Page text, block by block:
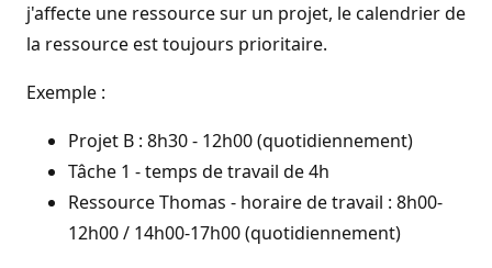
j'affecte une ressource sur un projet, le calendrier de
la ressource est toujours prioritaire.
Exemple :
Projet B : 8h30 - 12h00 (quotidiennement)
Tâche 1 - temps de travail de 4h
Ressource Thomas - horaire de travail : 8h00-
12h00 / 14h00-17h00 (quotidiennement)